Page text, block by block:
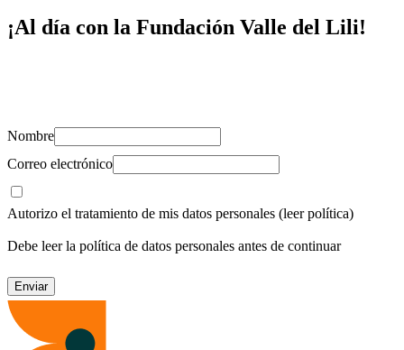
¡Al día con la Fundación Valle del Lili!
Nombre
Correo electrónico
Autorizo el tratamiento de mis datos personales (leer política)
Debe leer la política de datos personales antes de continuar